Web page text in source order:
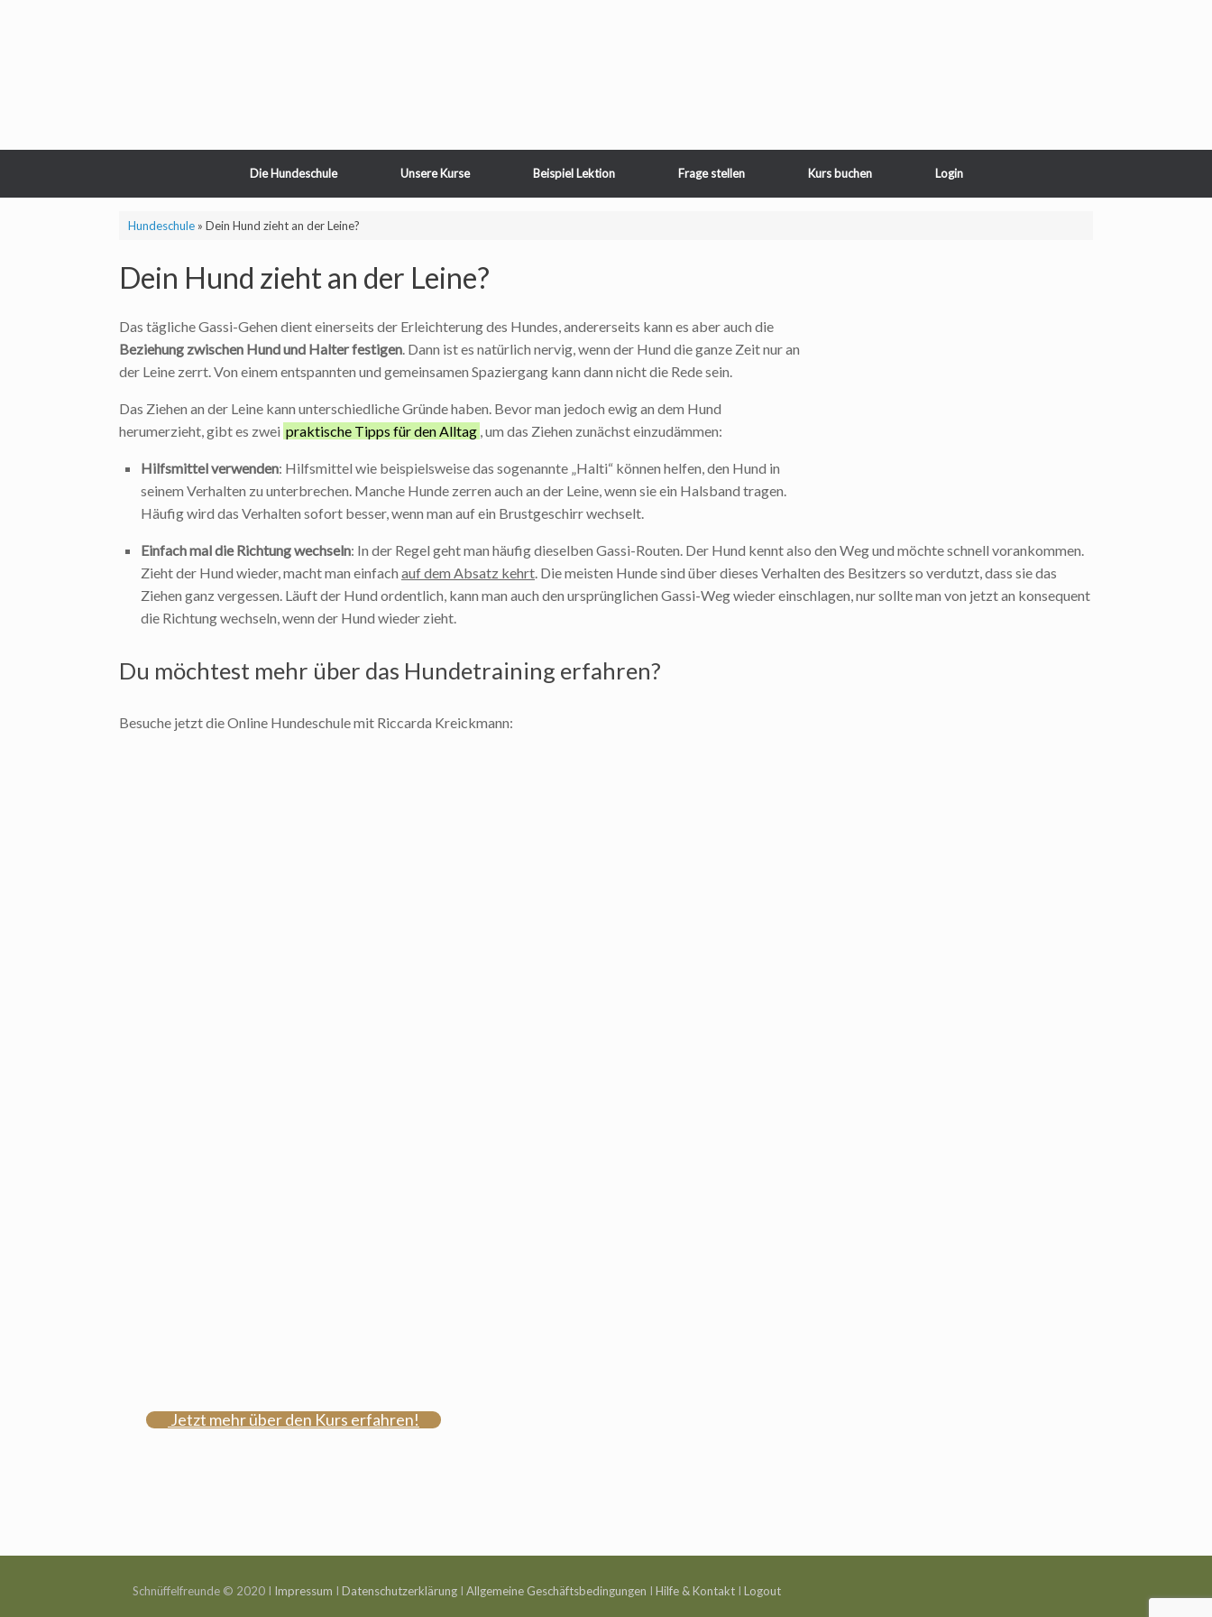
Die Hundeschule Unsere Kurse Beispiel Lektion Frage stellen Kurs buchen Login
Hundeschule» Dein Hund zieht an der Leine?
Dein Hund zieht an der Leine?
Das tägliche Gassi-Gehen dient einerseits der Erleichterung des Hundes, andererseits kann es aber auch die
Beziehung zwischen Hund und Halter festigen. Dann ist es natürlich nervig, wenn der Hund die ganze Zeit nur an
der Leine zerrt. Von einem entspannten und gemeinsamen Spaziergang kann dann nicht die Rede sein.
Das Ziehen an der Leine kann unterschiedliche Gründe haben. Bevor man jedoch ewig an dem Hund
herumerzieht, gibt es zwei praktische Tipps für den Alltag , um das Ziehen zunächst einzudämmen:
Hilfsmittel verwenden: Hilfsmittel wie beispielsweise das sogenannte „Halti“ können helfen, den Hund in
seinem Verhalten zu unterbrechen. Manche Hunde zerren auch an der Leine, wenn sie ein Halsband tragen.
Häufig wird das Verhalten sofort besser, wenn man auf ein Brustgeschirr wechselt.
Einfach mal die Richtung wechseln: In der Regel geht man häufig dieselben Gassi-Routen. Der Hund kennt also den Weg und möchte schnell vorankommen.
Zieht der Hund wieder, macht man einfach auf dem Absatz kehrt. Die meisten Hunde sind über dieses Verhalten des Besitzers so verdutzt, dass sie das
Ziehen ganz vergessen. Läuft der Hund ordentlich, kann man auch den ursprünglichen Gassi-Weg wieder einschlagen, nur sollte man von jetzt an konsequent
die Richtung wechseln, wenn der Hund wieder zieht.
Du möchtest mehr über das Hundetraining erfahren?
Besuche jetzt die Online Hundeschule mit Riccarda Kreickmann:
Jetzt mehr über den Kurs erfahren!
Schnüffelfreunde © 2020 I Impressum I Datenschutzerklärung I Allgemeine Geschäftsbedingungen I Hilfe & Kontakt I Logout